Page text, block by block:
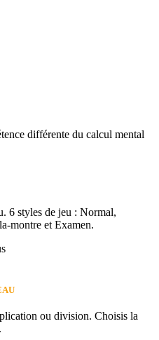
différente du calcul mental
6 styles de jeu : Normal,
montre et Examen.
ou division. Choisis la